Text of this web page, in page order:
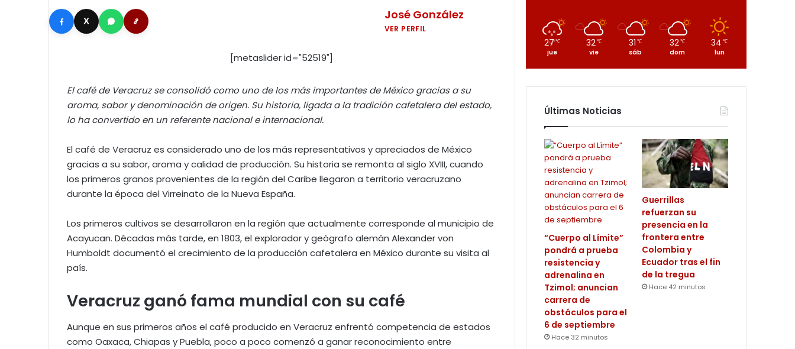
X José González
VER PERFIL
[metaslider id="52519"]
El café de Veracruz se consolidó como uno de los más importantes de México gracias a su
aroma, sabor y denominación de origen. Su historia, ligada a la tradición cafetalera del estado,
lo ha convertido en un referente nacional e internacional.
El café de Veracruz es considerado uno de los más representativos y apreciados de México
gracias a su sabor, aroma y calidad de producción. Su historia se remonta al siglo XVIII, cuando
los primeros granos provenientes de la región del Caribe llegaron a territorio veracruzano
durante la época del Virreinato de la Nueva España.
Los primeros cultivos se desarrollaron en la región que actualmente corresponde al municipio de
Acayucan. Décadas más tarde, en 1803, el explorador y geógrafo alemán Alexander von
Humboldt documentó el crecimiento de la producción cafetalera en México durante su visita al
país.
Veracruz ganó fama mundial con su café
Aunque en sus primeros años el café producido en Veracruz enfrentó competencia de estados
como Oaxaca, Chiapas y Puebla, poco a poco comenzó a ganar reconocimiento entre
27℃
jue
32 ℃
vie
31 ℃
sáb
32℃
dom
34 ℃
lun
Últimas Noticias
“Cuerpo al Límite”
pondrá a prueba
resistencia y
adrenalina en
Tzimol; anuncian
carrera de
obstáculos para el
6 de septiembre
Hace 32 minutos
Guerrillas
refuerzan su
presencia en la
frontera entre
Colombia y
Ecuador tras el fin
de la tregua
Hace 42 minutos